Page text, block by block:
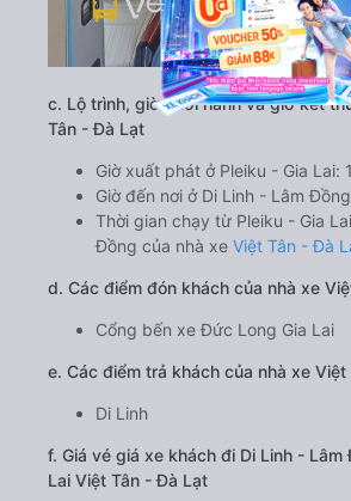
c. Lộ trình, giờ khởi hành và giờ kết
Tân - Đà Lạt
Giờ xuất phát ở Pleiku - Gia Lai:
Giờ đến nơi ở Di Linh - Lâm
Thời gian chạy từ Pleiku - Gia
Đồng của nhà xe Việt Tân - Đà
d. Các điểm đón khách của nhà xe
Cổng bến xe Đức Long Gia Lai
e. Các điểm trả khách của nhà xe
Di Linh
f. Giá vé giá xe khách đi Di Linh - Lâm
Lai Việt Tân - Đà Lạt